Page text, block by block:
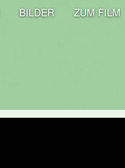
BILDER ZUM FILM